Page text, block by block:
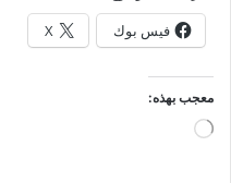
فيس بوك X
معجب بهذه:
جاري